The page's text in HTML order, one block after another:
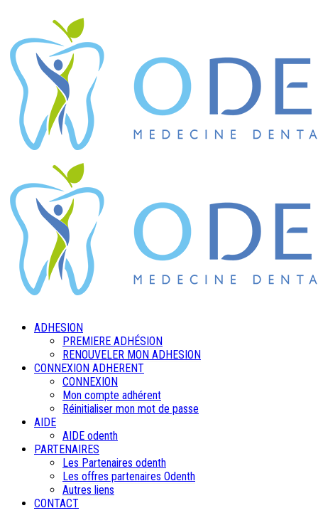
ADHESION
PREMIERE ADHÉSION
RENOUVELER MON ADHESION
CONNEXION ADHERENT
CONNEXION
Mon compte adhérent
Réinitialiser mon mot de passe
AIDE
AIDE odenth
PARTENAIRES
Les Partenaires odenth
Les offres partenaires Odenth
Autres liens
CONTACT